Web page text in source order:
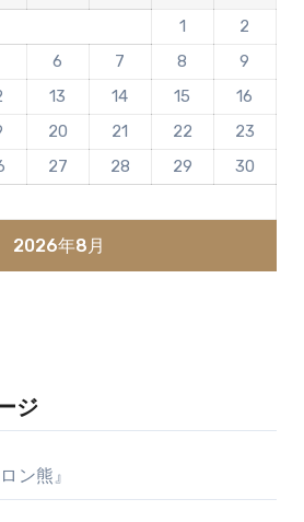
2026年8月
1
2
6 7 8
9
13 14 15
16
20 21 22
23
27 28 29
30
ジ
ン熊』